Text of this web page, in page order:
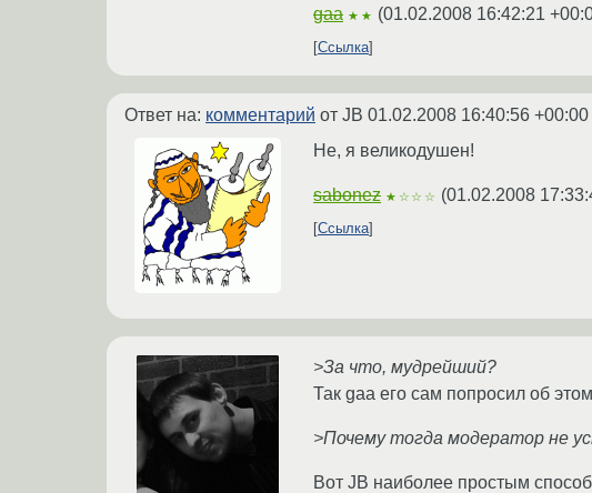
gaa ★★ (01.02.2008 16:42:21
Ссылка
Ответ на: комментарий от JB 01.02.2008 16:40:56 +00:00
Не, я великодушен!
sabonez ★☆☆☆ (01.02.2008
Ссылка
>За что, мудрейший?
Так gaa его сам попросил об
>Почему тогда модератор не
Вот JB наиболее простым